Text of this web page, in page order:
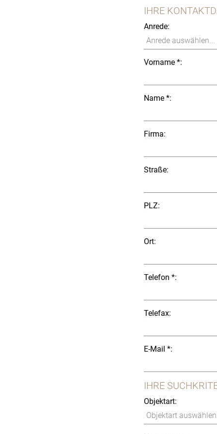
IHRE
Anrede:
Vorname *:
Name *:
Firma:
Straße:
PLZ:
Ort:
Telefon *:
Telefax:
E-Mail *:
IHRE
Objektart: